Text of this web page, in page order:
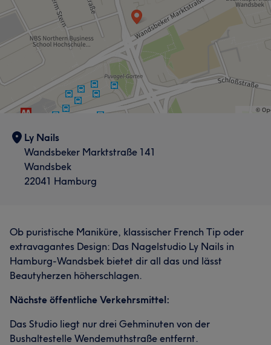
Ly Nails
Wandsbeker Marktstraße 141
Wandsbek
22041 Hamburg
Ob puristische Maniküre, klassischer French Tip oder
extravagantes Design: Das Nagelstudio Ly Nails in
Hamburg-Wandsbek bietet dir all das und lässt
Beautyherzen höherschlagen.
Nächste öffentliche Verkehrsmittel:
Das Studio liegt nur drei Gehminuten von der
Bushaltestelle Wendemuthstraße entfernt.